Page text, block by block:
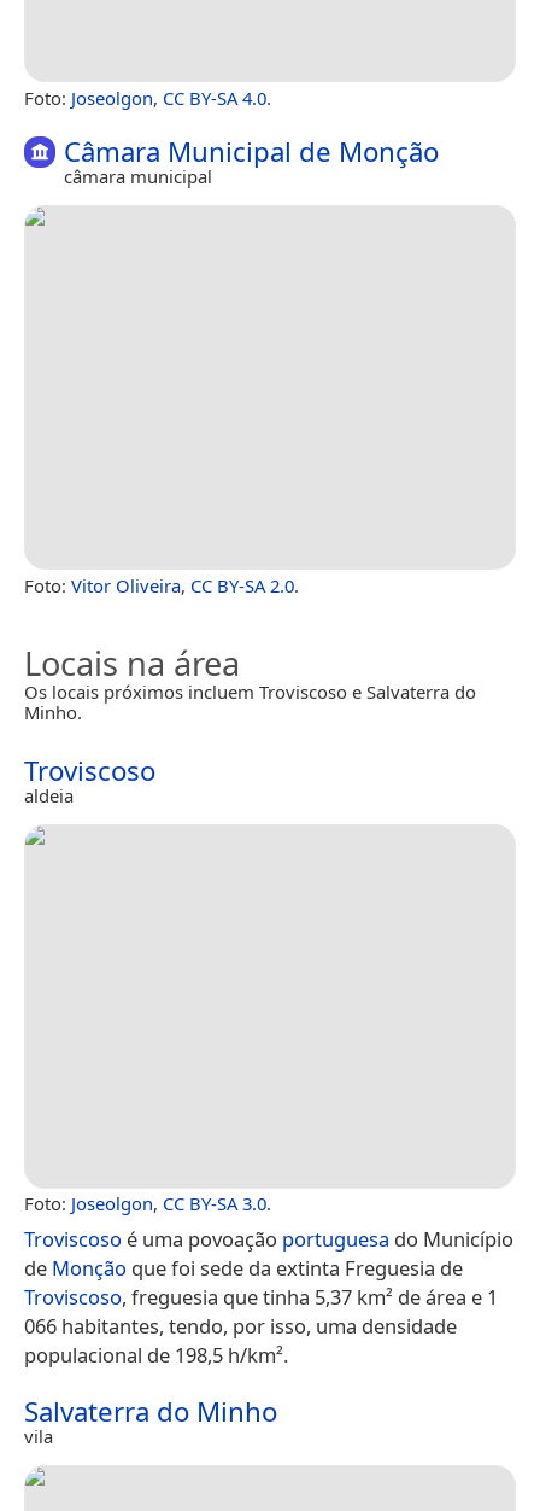
Foto: Joseolgon, CC BY-SA 4.0.
Câmara Municipal de Monção
câmara municipal
Foto: Vitor Oliveira, CC BY-SA 2.0.
Locais na área
Os locais próximos incluem Troviscoso e Salvaterra do
Minho.
Troviscoso
aldeia
Foto: Joseolgon, CC BY-SA 3.0.
Troviscoso é uma povoação portuguesa do Município
de Monção que foi sede da extinta Freguesia de
Troviscoso, freguesia que tinha 5,37 km² de área e 1
066 habitantes, tendo, por isso, uma densidade
populacional de 198,5 h/km².
Salvaterra do Minho
vila